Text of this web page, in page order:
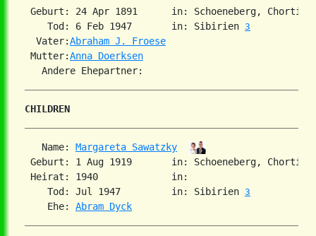
Geburt: 24 Apr 1891      in: Schoeneberg,
    Tod: 6 Feb 1947       in: Sibirien
3
  Vater:
Abraham J. Froese
Mutter:Anna Doerksen
CHILDREN
   Name:
Margareta Sawatzky
Geburt: 1 Aug 1919       in: Schoeneberg,
Heirat: 1940             in:
    Tod: Jul 1947         in: Sibirien
3
    Ehe:
Abram Dyck